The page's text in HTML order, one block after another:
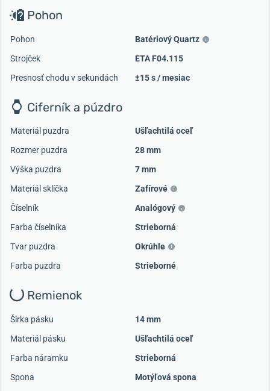
Pohon
Pohon
Batériový Quartz
Strojček
ETA F04.115
Presnosť chodu v sekundách
±15 s / mesiac
Ciferník a púzdro
Materiál puzdra
Ušľachtilá oceľ
Rozmer puzdra
28 mm
Výška puzdra
7 mm
Materiál sklíčka
Zafírové
Číselník
Analógový
Farba číselníka
Strieborná
Tvar puzdra
Okrúhle
Farba puzdra
Strieborné
Remienok
Šírka pásku
14 mm
Materiál pásku
Ušľachtilá oceľ
Farba náramku
Strieborná
Spona
Motýľová spona